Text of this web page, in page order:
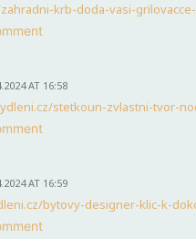
krb-doda-vasi-
AT 16:58
stetkoun-zvlastni-tvor-
AT 16:59
bytovy-designer-klic-k-